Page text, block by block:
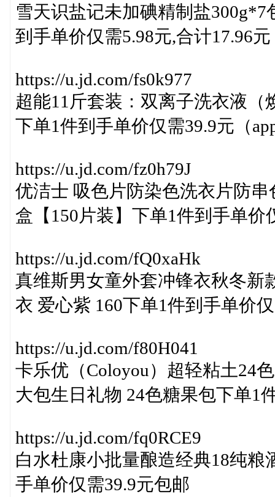
雪天识盐记未加碘精制盐
到手单价仅需5.98元,合计17.96
https://u.jd.com/fs0k977
超能11斤套装：双离子洗衣液（
下单1件到手单价仅需39.9元（
https://u.jd.com/fz0h79J
优洁士 吸色片防染色洗衣片防
盒【150片装】下单1件到手单价
https://u.jd.com/fQ0xaHk
真维斯男女童外套冲锋衣秋冬新
衣 爱心紫 160下单1件到手单价
https://u.jd.com/f80H041
卡乐优（Coloyou）超轻粘土24
大包生日礼物 24色糖果包下单1
https://u.jd.com/fq0RCE9
白水杜康小批量酿造经典18纯粮
手单价仅需39.9元包邮